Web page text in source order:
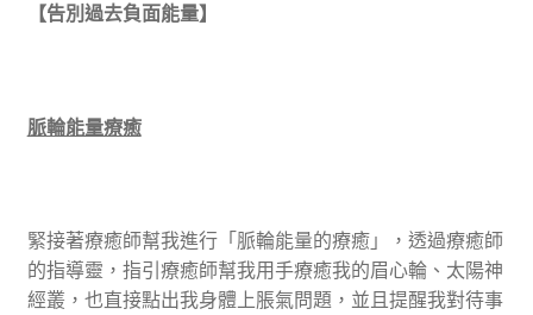
【告別過去負面能量】
脈輪能量療癒
緊接著療癒師幫我進行「脈輪能量的療癒」，透過療癒師
的指導靈，指引療癒師幫我用手療癒我的眉心輪、太陽神
經叢，也直接點出我身體上脹氣問題，並且提醒我對待事